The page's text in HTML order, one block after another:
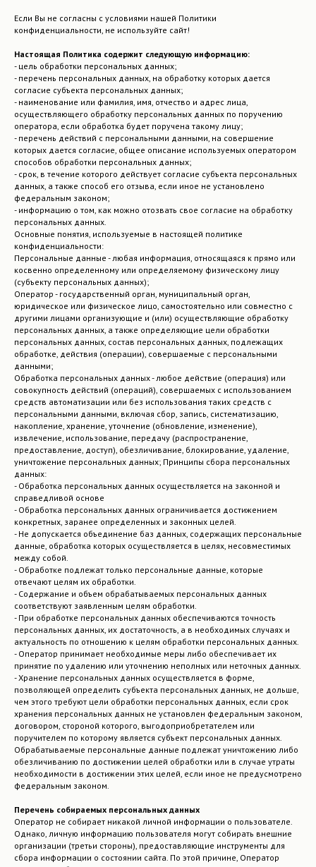
Если Вы не согласны с условиями нашей Политики
конфиденциальности, не используйте сайт!
Настоящая Политика содержит следующую информацию:
- цель обработки персональных данных;
- перечень персональных данных, на обработку которых дается
согласие субъекта персональных данных;
- наименование или фамилия, имя, отчество и адрес лица,
осуществляющего обработку персональных данных по поручению
оператора, если обработка будет поручена такому лицу;
- перечень действий с персональными данными, на совершение
которых дается согласие, общее описание используемых оператором
способов обработки персональных данных;
- срок, в течение которого действует согласие субъекта персональных
данных, а также способ его отзыва, если иное не установлено
федеральным законом;
- информацию о том, как можно отозвать свое согласие на обработку
персональных данных.
Основные понятия, используемые в настоящей политике
конфиденциальности:
Персональные данные - любая информация, относящаяся к прямо или
косвенно определенному или определяемому физическому лицу
(субъекту персональных данных);
Оператор - государственный орган, муниципальный орган,
юридическое или физическое лицо, самостоятельно или совместно с
другими лицами организующие и (или) осуществляющие обработку
персональных данных, а также определяющие цели обработки
персональных данных, состав персональных данных, подлежащих
обработке, действия (операции), совершаемые с персональными
данными;
Обработка персональных данных - любое действие (операция) или
совокупность действий (операций), совершаемых с использованием
средств автоматизации или без использования таких средств с
персональными данными, включая сбор, запись, систематизацию,
накопление, хранение, уточнение (обновление, изменение),
извлечение, использование, передачу (распространение,
предоставление, доступ), обезличивание, блокирование, удаление,
уничтожение персональных данных; Принципы сбора персональных
данных:
- Обработка персональных данных осуществляется на законной и
справедливой основе
- Обработка персональных данных ограничивается достижением
конкретных, заранее определенных и законных целей.
- Не допускается объединение баз данных, содержащих персональные
данные, обработка которых осуществляется в целях, несовместимых
между собой.
- Обработке подлежат только персональные данные, которые
отвечают целям их обработки.
- Содержание и объем обрабатываемых персональных данных
соответствуют заявленным целям обработки.
- При обработке персональных данных обеспечиваются точность
персональных данных, их достаточность, а в необходимых случаях и
актуальность по отношению к целям обработки персональных данных.
- Оператор принимает необходимые меры либо обеспечивает их
принятие по удалению или уточнению неполных или неточных данных.
- Хранение персональных данных осуществляется в форме,
позволяющей определить субъекта персональных данных, не дольше,
чем этого требуют цели обработки персональных данных, если срок
хранения персональных данных не установлен федеральным законом,
договором, стороной которого, выгодоприобретателем или
поручителем по которому является субъект персональных данных.
Обрабатываемые персональные данные подлежат уничтожению либо
обезличиванию по достижении целей обработки или в случае утраты
необходимости в достижении этих целей, если иное не предусмотрено
федеральным законом.
Перечень собираемых персональных данных
Оператор не собирает никакой личной информации о пользователе.
Однако, личную информацию пользователя могут собирать внешние
организации (третьи стороны), предоставляющие инструменты для
сбора информации о состоянии сайта. По этой причине, Оператор